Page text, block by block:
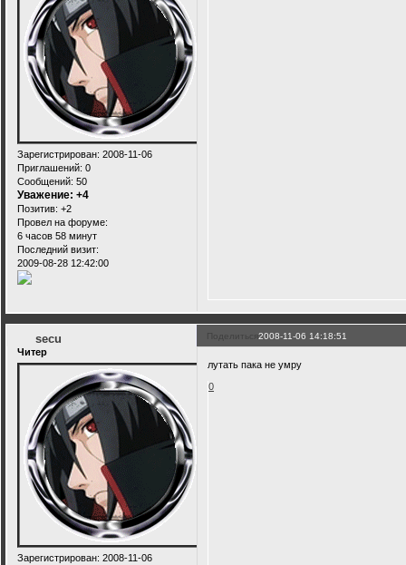
Зарегистрирован: 2008-11-06
Приглашений: 0
Сообщений: 50
Уважение: +4
Позитив: +2
Провел на форуме:
6 часов 58 минут
Последний визит:
2009-08-28 12:42:00
Поделиться2008-11-06 14:18:51
secu
Читер
Зарегистрирован: 2008-11-06
лутать пака не умру
0